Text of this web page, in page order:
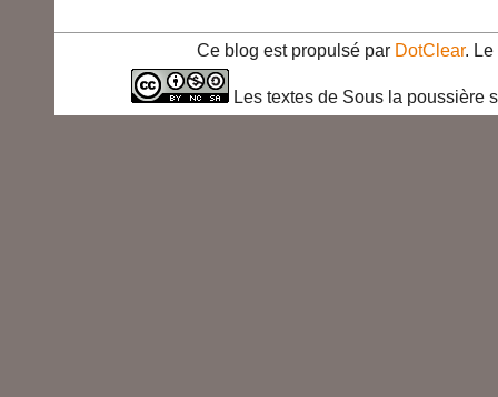
Ce blog est propulsé par DotClear. Le
Les textes de Sous la poussière